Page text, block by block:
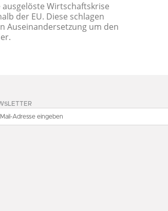
Wirtschaftskrise
der EU. Diese schlagen
Auseinandersetzung um den